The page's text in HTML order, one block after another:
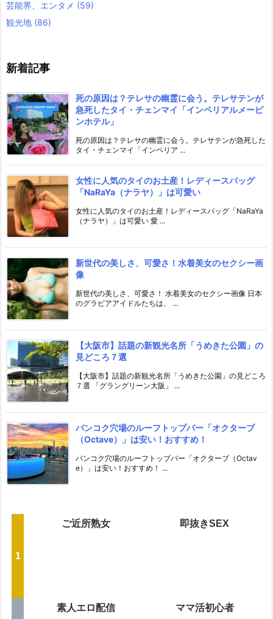
芸能界、エンタメ (59)
観光地 (86)
新着記事
死の原因は？テレサの幽霊に会う。テレサテンが
急死したタイ・チェンマイ「インペリアルメーピ
ンホテル」
死の原因は？テレサの幽霊に会う。テレサテンが急死した
タイ・チェンマイ「インペリア ...
女性に人気のタイのお土産！レディースバッグ
「NaRaYa（ナラヤ）」は可愛い
女性に人気のタイのお土産！レディースバッグ「NaRaYa
（ナラヤ）」は可愛い 愛 ...
新世代の美しさ、可愛さ！水着美女のセクシー画
像
新世代の美しさ、可愛さ！ 水着美女のセクシー画像 日本
のグラビアアイドルたちは、 ...
【大阪市】話題の新観光名所「うめきた公園」の
見どころ７選
【大阪市】話題の新観光名所「うめきた公園」の見どころ
７選 「グラングリーン大阪」 ...
バンコク穴場のルーフトップバー「オクターブ
（Octave）」は安い！おすすめ！
バンコク穴場のルーフトップバー「オクターブ（Octav
e）」は安い！おすすめ！ ...
ご近所熟女 即抜きSEX
素人エロ配信 ママ活初心者